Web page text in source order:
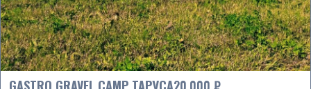
GASTRO GRAVEL CAMP ТАРУСА20.000 ₽